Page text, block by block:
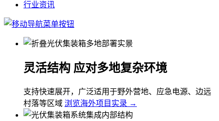
行业资讯
灵活结构 应对多地复杂环境
支持快速展开，广泛适用于野外营地、应急电源、边远
村落等区域 浏览海外项目实录 →